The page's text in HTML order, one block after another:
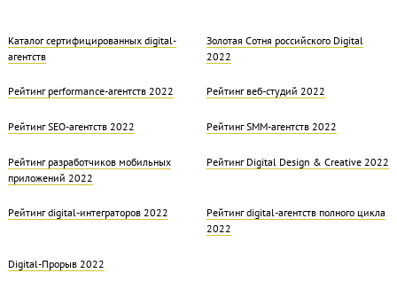
Каталог сертифицированных digital-
агентств
Золотая Cотня российского Digital
2022
Рейтинг performance-агентств 2022 Рейтинг веб-студий 2022
Рейтинг SEO-агентств 2022 Рейтинг SMM-агентств 2022
Рейтинг разработчиков мобильных
приложений 2022
Рейтинг Digital Design & Creative 2022
Рейтинг digital-интеграторов 2022
Рейтинг digital-агентств полного цикла
2022
Digital-Прорыв 2022